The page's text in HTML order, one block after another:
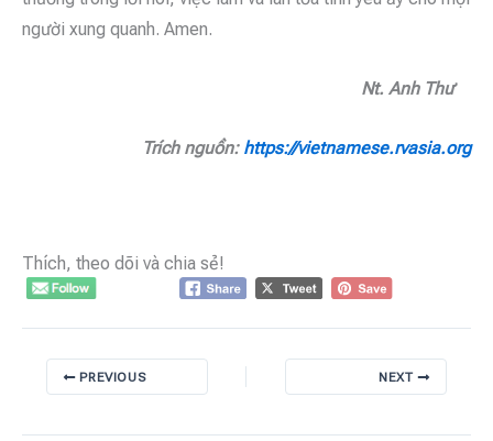
người xung quanh. Amen.
Nt. Anh Thư
Trích nguồn: https://vietnamese.rvasia.org
Thích, theo dõi và chia sẻ!
PREVIOUS NEXT